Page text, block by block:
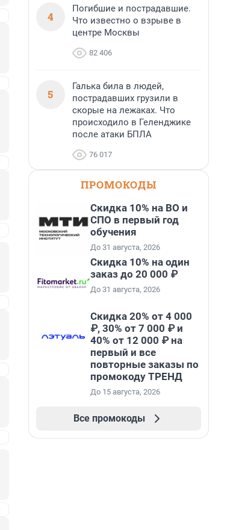
4
Погибшие и пострадавшие.
Что известно о взрыве в
центре Москвы
82 406
5
Галька била в людей,
пострадавших грузили в
скорые на лежаках. Что
происходило в Геленджике
после атаки БПЛА
76 017
ПРОМОКОДЫ
Скидка 10% на ВО и
СПО в первый год
обучения
До 31 августа, 2026
Скидка 10% на один
заказ до 20 000 ₽
До 31 августа, 2026
Скидка 20% от 4 000
₽, 30% от 7 000 ₽ и
40% от 12 000 ₽ на
первый и все
повторные заказы по
промокоду ТРЕНД
До 15 августа, 2026
Все промокоды